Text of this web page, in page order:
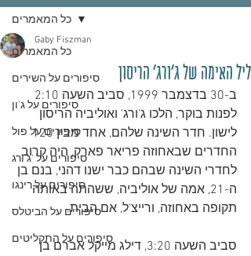
כל המאמרים
סיפורים על השירים
סיפורים על ג'ון
סיפורים על פול
סיפורים על 'ג'ורג
סיפורים על רינגו
סיפורים על הביטלס
סיפורים על התקליטים
כל המאמרים
ליל האימה של ג'ורג' הריסון
Gaby Fiszman
לפנות בוקר, הלכו ג'ורג' ואוליביה הריסון
לישון. חדר השינה שלהם, אחד מבין 120
החדרים שבאחוזה פריאר פארק, היה קרוב
לחדרי השינה שבהם כבר ישנו דהני, בנם בן
ה-21, אמה של אוליביה, ששהתה באותה
תקופה באחוזה, ורייצ'ל, אם הבית.
סביב השעה 3:20, דילג מייקל אברם בן